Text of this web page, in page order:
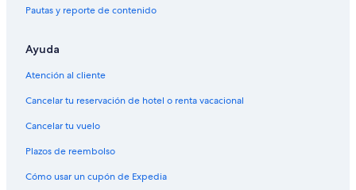
Pautas y reporte de contenido
Ayuda
Atención al cliente
Cancelar tu reservación de hotel o renta vacacional
Cancelar tu vuelo
Plazos de reembolso
Cómo usar un cupón de Expedia